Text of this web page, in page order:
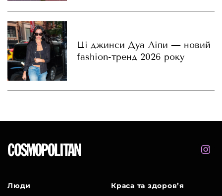
Ці джинси Дуа Ліпи — новий
fashion-тренд 2026 року
Люди
Краса та здоров’я